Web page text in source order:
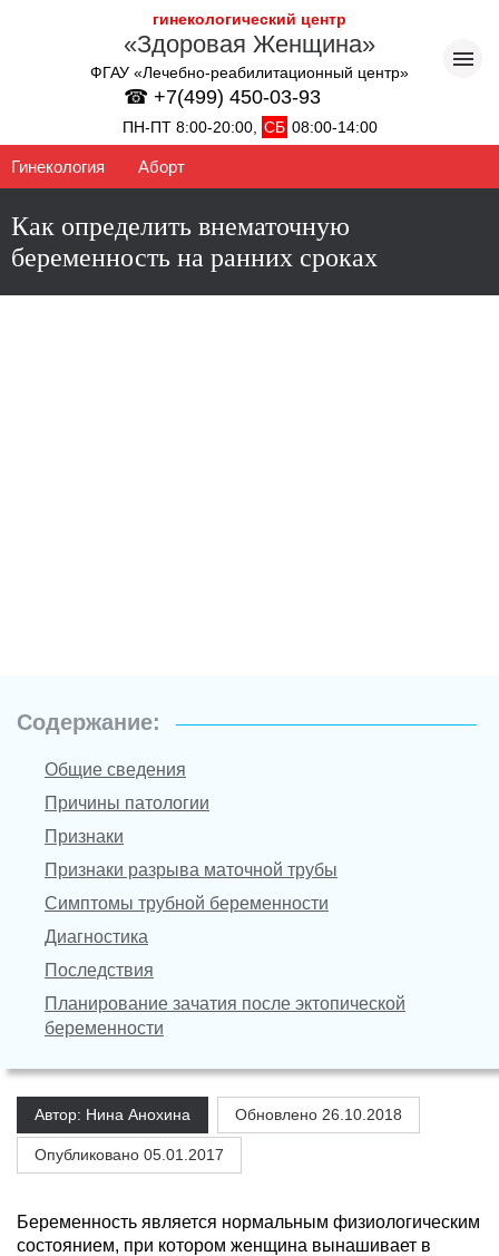
гинекологический центр
«Здоровая Женщина»
ФГАУ «Лечебно-реабилитационный центр»
☎ +7(499) 450-03-93
ПН-ПТ 8:00-20:00, СБ 08:00-14:00
Гинекология Аборт
Как определить внематочную
беременность на ранних сроках
Содержание:
Общие сведения
Причины патологии
Признаки
Признаки разрыва маточной трубы
Симптомы трубной беременности
Диагностика
Последствия
Планирование зачатия после эктопической
беременности
Автор: Нина Анохина Обновлено 26.10.2018
Опубликовано 05.01.2017
Беременность является нормальным физиологическим
состоянием, при котором женщина вынашивает в